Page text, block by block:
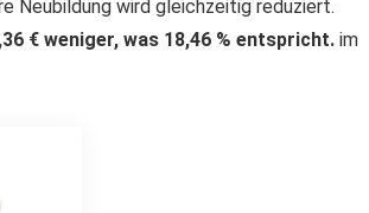
Neubildung wird gleichzeitig reduziert.
€ weniger, was 18,46 % entspricht. im